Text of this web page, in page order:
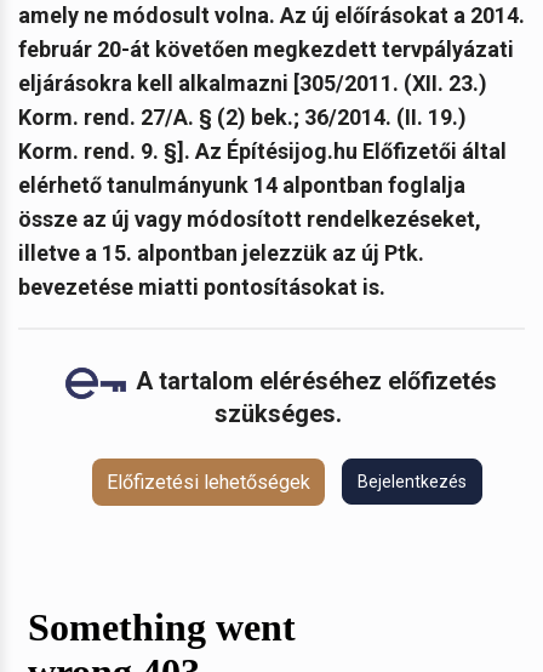
amely ne módosult volna. Az új előírásokat a 2014.
február 20-át követően megkezdett tervpályázati
eljárásokra kell alkalmazni [305/2011. (XII. 23.)
Korm. rend. 27/A. § (2) bek.; 36/2014. (II. 19.)
Korm. rend. 9. §]. Az Építésijog.hu Előfizetői által
elérhető tanulmányunk 14 alpontban foglalja
össze az új vagy módosított rendelkezéseket,
illetve a 15. alpontban jelezzük az új Ptk.
bevezetése miatti pontosításokat is.
A tartalom eléréséhez előfizetés
szükséges.
Előfizetési lehetőségek Bejelentkezés